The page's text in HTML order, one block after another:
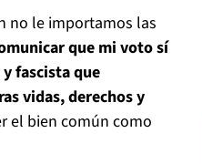
no le importamos las
que mi voto sí
fascista que
vidas, derechos y
el bien común como